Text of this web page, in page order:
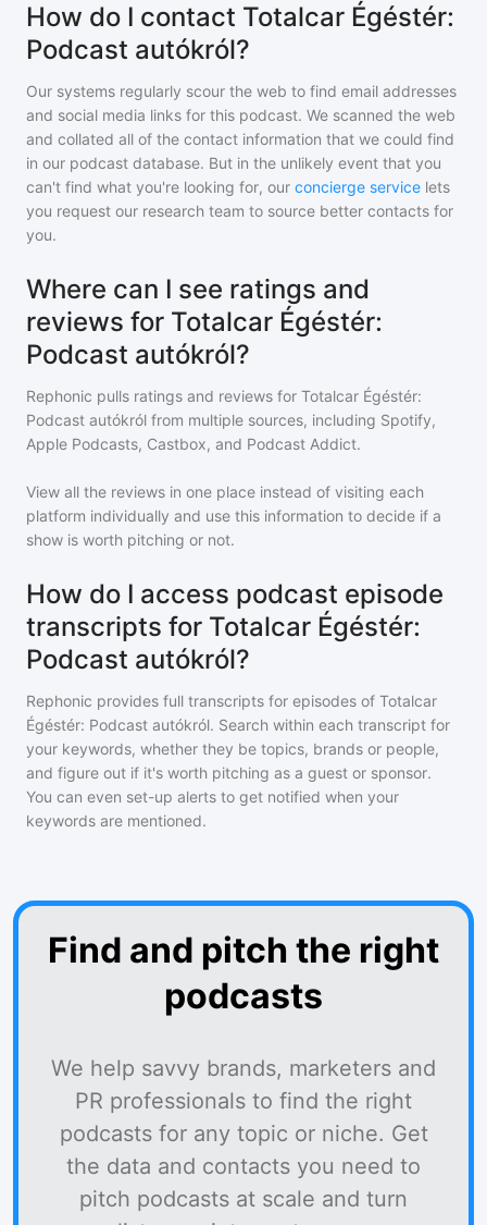
How do I contact Totalcar Égéstér:
Podcast autókról?
Our systems regularly scour the web to find email addresses
and social media links for this podcast. We scanned the web
and collated all of the contact information that we could find
in our podcast database. But in the unlikely event that you
can't find what you're looking for, our concierge service lets
you request our research team to source better contacts for
you.
Where can I see ratings and
reviews for Totalcar Égéstér:
Podcast autókról?
Rephonic pulls ratings and reviews for Totalcar Égéstér:
Podcast autókról from multiple sources, including Spotify,
Apple Podcasts, Castbox, and Podcast Addict.
View all the reviews in one place instead of visiting each
platform individually and use this information to decide if a
show is worth pitching or not.
How do I access podcast episode
transcripts for Totalcar Égéstér:
Podcast autókról?
Rephonic provides full transcripts for episodes of Totalcar
Égéstér: Podcast autókról. Search within each transcript for
your keywords, whether they be topics, brands or people,
and figure out if it's worth pitching as a guest or sponsor.
You can even set-up alerts to get notified when your
keywords are mentioned.
Find and pitch the right
podcasts
We help savvy brands, marketers and
PR professionals to find the right
podcasts for any topic or niche. Get
the data and contacts you need to
pitch podcasts at scale and turn